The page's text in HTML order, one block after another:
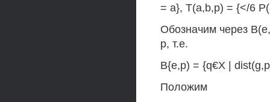
= a}, T(a,b,p) = {</6
Обозначим через
р, т.е.
В{е,р) = {q€X |
Положим